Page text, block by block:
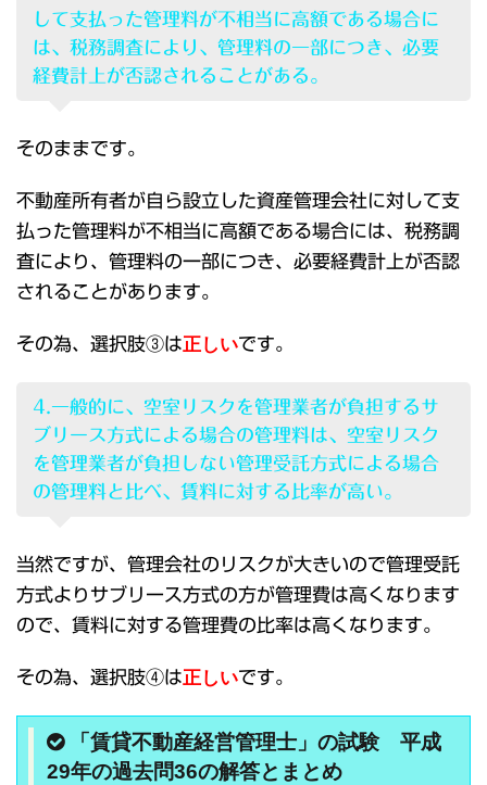
して支払った管理料が不相当に高額である場合に
は、税務調査により、管理料の一部につき、必要
経費計上が否認されることがある。
そのままです。
不動産所有者が自ら設立した資産管理会社に対して支
払った管理料が不相当に高額である場合には、税務調
査により、管理料の一部につき、必要経費計上が否認
されることがあります。
その為、選択肢③は正しいです。
4.一般的に、空室リスクを管理業者が負担するサ
ブリース方式による場合の管理料は、空室リスク
を管理業者が負担しない管理受託方式による場合
の管理料と比べ、賃料に対する比率が高い。
当然ですが、管理会社のリスクが大きいので管理受託
方式よりサブリース方式の方が管理費は高くなります
ので、賃料に対する管理費の比率は高くなります。
その為、選択肢④は正しいです。
「賃貸不動産経営管理士」の試験 平成
29年の過去問36の解答とまとめ